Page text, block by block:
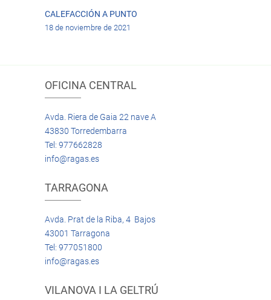
CALEFACCIÓN A PUNTO
18 de noviembre de 2021
OFICINA CENTRAL
Avda. Riera de Gaia 22 nave A
43830 Torredembarra
Tel: 977662828
info@ragas.es
TARRAGONA
Avda. Prat de la Riba, 4 Bajos
43001 Tarragona
Tel: 977051800
info@ragas.es
VILANOVA I LA GELTRÚ